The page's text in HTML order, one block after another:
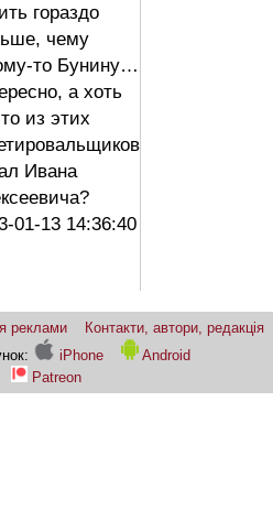
гораздо
чему
то Бунину…
а хоть
из этих
Ивана
01-13 14:36:40
реклами
Контакти, автори, редакція
iPhone
Android
Patreon